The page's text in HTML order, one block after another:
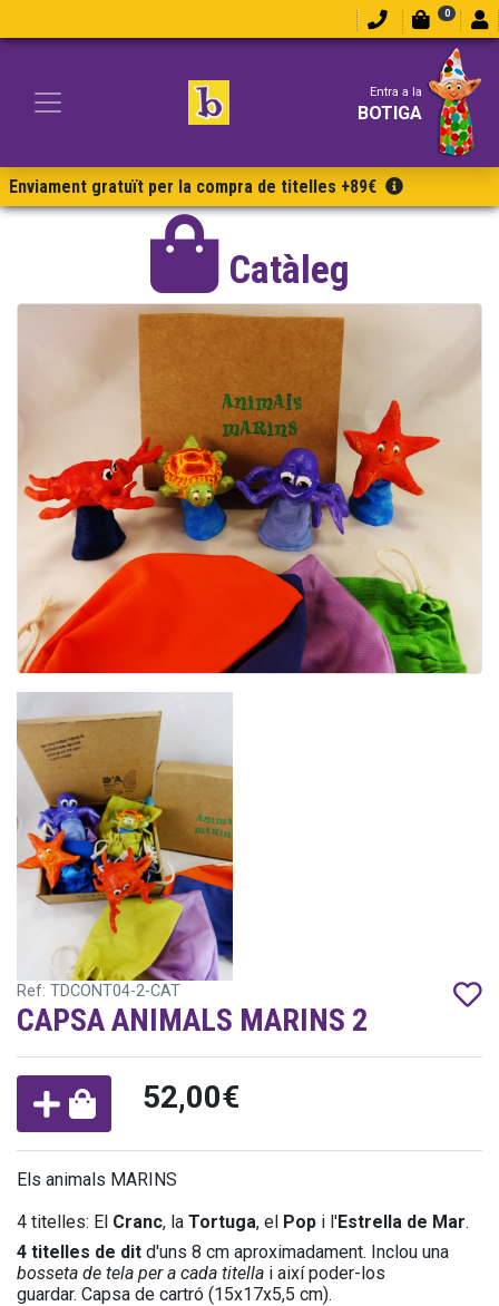
0
Entra a la
BOTIGA
Enviament gratuït per la compra de titelles +89€
Catàleg
Ref: TDCONT04-2-CAT
CAPSA ANIMALS MARINS 2
52,00€
Els animals MARINS
4 titelles: El Cranc, la Tortuga, el Pop i l'Estrella de Mar.
4 titelles de dit d'uns 8 cm aproximadament. Inclou una
bosseta de tela per a cada titella i així poder-los
guardar. Capsa de cartró (15x17x5,5 cm).